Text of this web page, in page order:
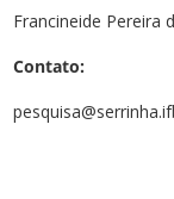
Francineide Pereira
Contato: